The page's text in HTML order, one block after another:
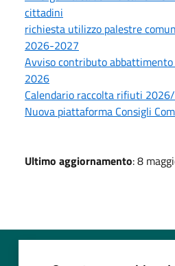
cittadini
richiesta utilizzo palestre
2026-2027
Avviso contributo
2026
Calendario raccolta rifiuti
Nuova piattaforma Consigli
Ultimo aggiornamento: 8